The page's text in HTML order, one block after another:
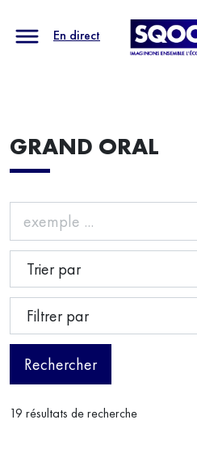
En direct
GRAND ORAL
Rechercher
19 résultats de recherche